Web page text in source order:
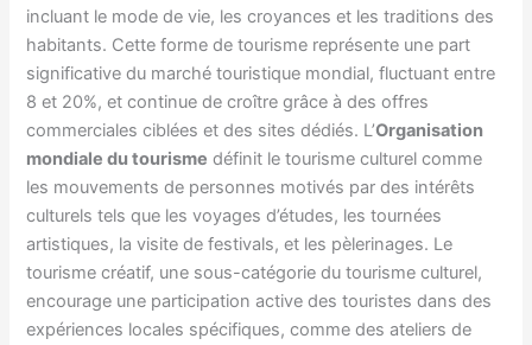
incluant le mode de vie, les croyances et les traditions des
habitants. Cette forme de tourisme représente une part
significative du marché touristique mondial, fluctuant entre
8 et 20%, et continue de croître grâce à des offres
commerciales ciblées et des sites dédiés. L’Organisation
mondiale du tourisme définit le tourisme culturel comme
les mouvements de personnes motivés par des intérêts
culturels tels que les voyages d’études, les tournées
artistiques, la visite de festivals, et les pèlerinages. Le
tourisme créatif, une sous-catégorie du tourisme culturel,
encourage une participation active des touristes dans des
expériences locales spécifiques, comme des ateliers de